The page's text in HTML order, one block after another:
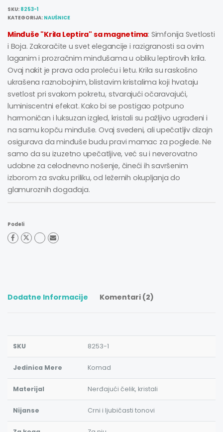
SKU: 8253-1
KATEGORIJA: NAUŠNICE
Minđuše "Krila Leptira" sa magnetima: Simfonija Svetlosti
i Boja. Zakoračite u svet elegancije i razigranosti sa ovim
laganim i prozračnim minđušama u obliku leptirovih krila.
Ovaj nakit je prava oda proleću i letu. Krila su raskošno
ukrašena raznobojnim, blistavim kristalima koji hvataju
svetlost pri svakom pokretu, stvarajući očaravajući,
luminiscentni efekat. Kako bi se postigao potpuno
harmoničan i luksuzan izgled, kristali su pažljivo ugrađeni i
na samu kopču minđuše. Ovaj svedeni, ali upečatljiv dizajn
osigurava da minđuše budu pravi mamac za poglede. Ne
samo da su izuzetno upečatljive, već su i neverovatno
udobne za celodnevno nošenje, čineći ih savršenim
izborom za svaku priliku, od ležernih okupljanja do
glamuroznih događaja.
Podeli
Dodatne Informacije Komentari (2)
SKU 8253-1
Jedinica Mere Komad
Materijal Nerđajući čelik, kristali
Nijanse Crni i ljubičasti tonovi